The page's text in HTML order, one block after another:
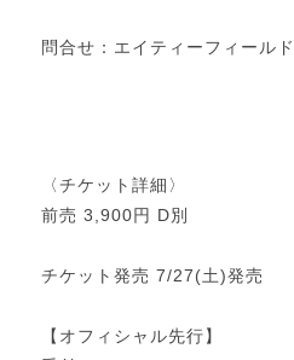
問合せ：エイティーフィール
〈チケット詳細〉
前売 3,900円 D別
チケット発売 7/27(土)発売
【オフィシャル先行】